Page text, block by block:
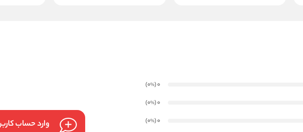
0
(0
%
)
0
(0
%
)
0
(0
%
)
وارد حساب